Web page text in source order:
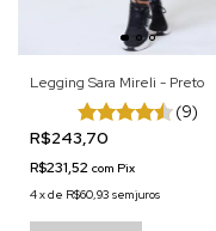
Legging Sara Mireli - Preto
(9)
R$243,70
R$231,52 com Pix
4xde R$60,93 sem juros